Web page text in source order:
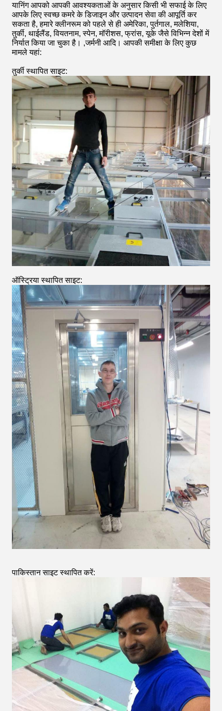
यानिंग आपको आपकी आवश्यकताओं के अनुसार किसी भी सफाई के लिए
आपके लिए स्वच्छ कमरे के डिजाइन और उत्पादन सेवा की आपूर्ति कर
सकता है, हमारे क्लीनरूम को पहले से ही अमेरिका, पुर्तगाल, मलेशिया,
तुर्की, थाईलैंड, वियतनाम, स्पेन, मॉरीशस, फ्रांस, यूके जैसे विभिन्न देशों में
निर्यात किया जा चुका है। ,जर्मनी आदि। आपकी समीक्षा के लिए कुछ
मामले यहां:
तुर्की स्थापित साइट:
ऑस्ट्रिया स्थापित साइट:
पाकिस्तान साइट स्थापित करें: